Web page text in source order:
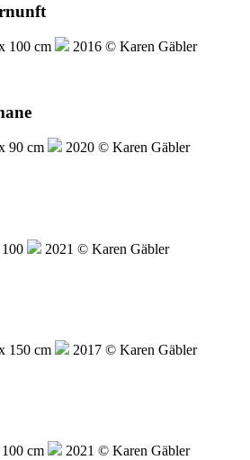
100 cm 2016 © Karen Gäbler
90 cm 2020 © Karen Gäbler
2021 © Karen Gäbler
150 cm 2017 © Karen Gäbler
cm 2021 © Karen Gäbler